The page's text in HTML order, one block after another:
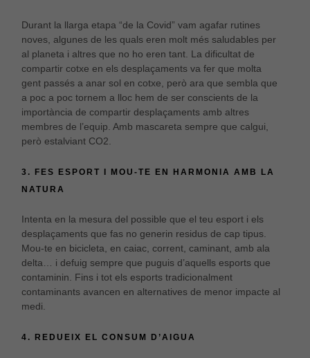
Durant la llarga etapa “de la Covid” vam agafar rutines
noves, algunes de les quals eren molt més saludables per
al planeta i altres que no ho eren tant. La dificultat de
compartir cotxe en els desplaçaments va fer que molta
gent passés a anar sol en cotxe, però ara que sembla que
a poc a poc tornem a lloc hem de ser conscients de la
importància de compartir desplaçaments amb altres
membres de l’equip. Amb mascareta sempre que calgui,
però estalviant CO2.
3. FES ESPORT I MOU-TE EN HARMONIA AMB LA
NATURA
Intenta en la mesura del possible que el teu esport i els
desplaçaments que fas no generin residus de cap tipus.
Mou-te en bicicleta, en caiac, corrent, caminant, amb ala
delta… i defuig sempre que puguis d’aquells esports que
contaminin. Fins i tot els esports tradicionalment
contaminants avancen en alternatives de menor impacte al
medi.
4. REDUEIX EL CONSUM D’AIGUA